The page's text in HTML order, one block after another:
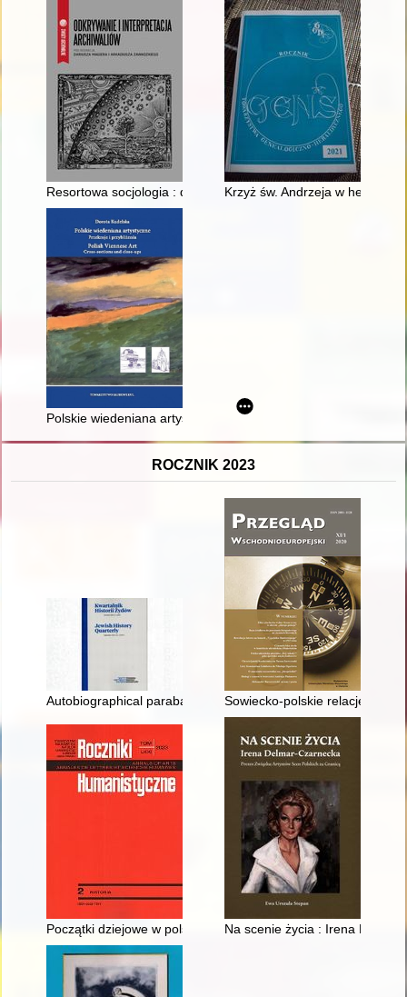
Resortowa socjologia : dokumentacja milicyjna jako źródło
Krzyż św. Andrzeja w
Polskie wiedeniana artystyczne. T. 1, Polish Viennese art. Vol.
ROCZNIK 2023
Autobiographical parabasis : Mojżesz Kaufman (1880-1936)
Sowiecko-polskie relacje
Początki dziejowe w polskiej historiografii średniowiecznej -
Na scenie życia : Irena